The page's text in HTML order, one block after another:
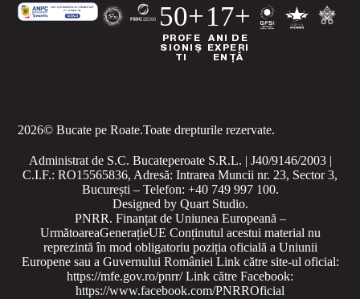
50+
PROFE
SIONIȘ
TI
17+
ANI DE
EXPERI
ENȚĂ
2026© Bucate pe Roate.Toate drepturile rezervate.
Administrat de S.C. Bucateperoate S.R.L. | J40/9146/2003 |
C.I.F.: RO15565836, Adresă: Intrarea Muncii nr. 23, Sector 3,
București – Telefon: +40 749 997 100.
Designed by Quart Studio.
PNRR. Finanțat de Uniunea Europeană –
UrmătoareaGenerațieUE Conținutul acestui material nu
reprezintă în mod obligatoriu poziția oficială a Uniunii
Europene sau a Guvernului României Link către site-ul oficial:
https://mfe.gov.ro/pnrr/ Link către Facebook:
https://www.facebook.com/PNRROficial